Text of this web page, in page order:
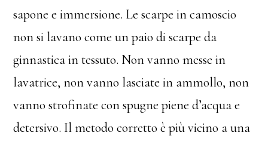
sapone e immersione. Le scarpe in camoscio
non si lavano come un paio di scarpe da
ginnastica in tessuto. Non vanno messe in
lavatrice, non vanno lasciate in ammollo, non
vanno strofinate con spugne piene d’acqua e
detersivo. Il metodo corretto è più vicino a una